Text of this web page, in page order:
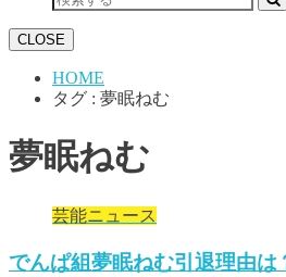
CLOSE
HOME
タグ : 夢眠ねむ
夢眠ねむ
芸能ニュース
でんぱ組夢眠ねむ引退理由は